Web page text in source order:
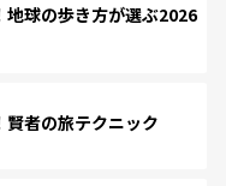
球の歩き方が選ぶ2026
者の旅テクニック